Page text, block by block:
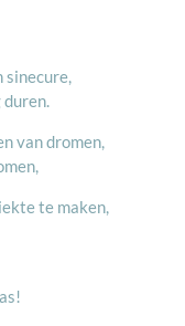
sinecure,
duren.
van dromen,
te maken,